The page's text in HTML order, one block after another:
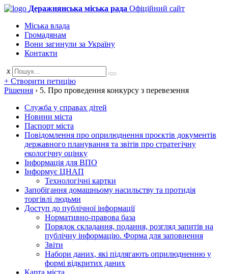
Деражнянська міська рада Офіційний сайт
Міська влада
Громадянам
Вони загинули за Україну
Контакти
x
+ Створити петицію
Рішення › 5. Про проведення конкурсу з перевезення
Служба у справах дітей
Новини міста
Паспорт міста
Повідомлення про оприлюднення проєктів документів
державного планування та звітів про стратегічну
екологічну оцінку
Інформація для ВПО
Інформує ЦНАП
Технологічні картки
Запобігання домашньому насильству та протидія
торгівлі людьми
Доступ до публічної інформації
Нормативно-правова база
Порядок складання, подання, розгляд запитів на
публічну інформацію. Форма для заповнення
Звіти
Набори даних, які підлягають оприлюдненню у
формі відкритих даних
Карта міста